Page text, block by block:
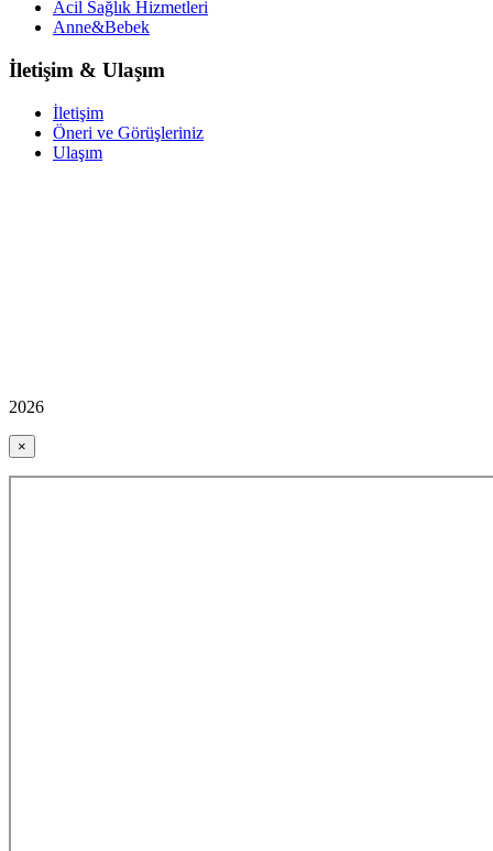
Acil Sağlık Hizmetleri
Anne&Bebek
İletişim & Ulaşım
İletişim
Öneri ve Görüşleriniz
Ulaşım
2026
×